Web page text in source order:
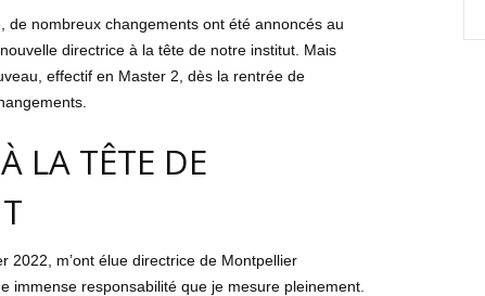
de nombreux changements ont été annoncés au
directrice à la tête de notre institut. Mais
effectif en Master 2, dès la rentrée de
LA TÊTE DE
2022, m’ont élue directrice de Montpellier
immense responsabilité que je mesure pleinement.